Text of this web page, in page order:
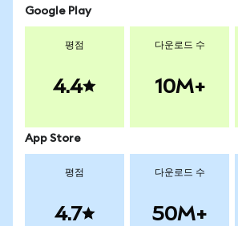
Google Play
평점
4.4
다운로드 수
10M+
App Store
평점
4.7
다운로드 수
50M+